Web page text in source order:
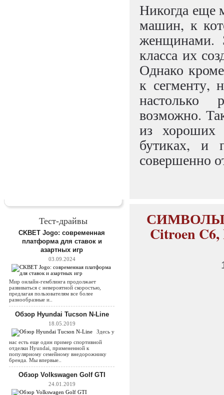
Тест-драйвы
CKBET Jogo: современная
платформа для ставок и
азартных игр
03.09.2024
Мир онлайн-гемблинга продолжает
развиваться с невероятной скоростью,
предлагая пользователям все более
разнообразные и..
Обзор Hyundai Tucson N-Line
18.05.2019
Здесь у
нас есть еще один пример спортивной
отделки Hyundai, примененной к
популярному семейному внедорожнику
бренда. Мы впервые..
Обзор Volkswagen Golf GTI
24.01.2019
Никогда еще
машин, к
женщинами.
класса их
Однако
к сегменту,
настолько
возможно.
из хороших
бутиках, и
совершенно
СИМВОЛЫ
Citroen C6,